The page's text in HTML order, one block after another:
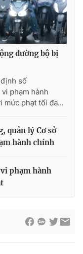
đường bộ bị
số
phạm hành
mức phạt tối đa...
quản lý Cơ sở
hành chính
phạm hành